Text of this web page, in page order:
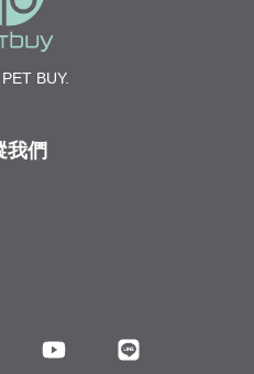
BUY.
我們